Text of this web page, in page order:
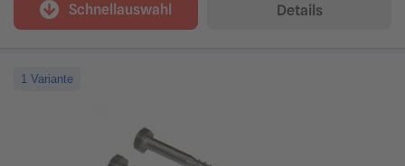
Schnellauswahl Details
1 Variante